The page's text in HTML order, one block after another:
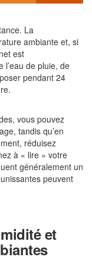
La
ambiante et, si
est
l’eau de pluie, de
pendant 24
vous pouvez
tandis qu’en
réduisez
à « lire » votre
généralement un
peuvent
et